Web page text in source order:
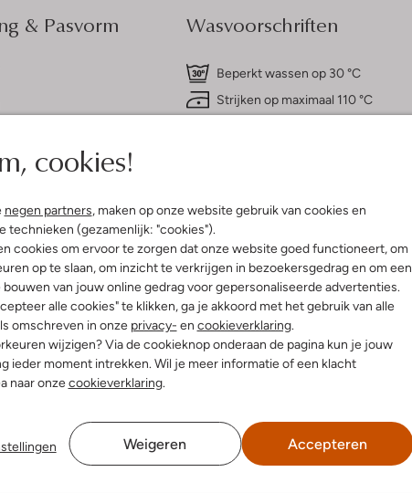
cookies!
negen partners, maken op onze website gebruik van cookies en
technieken (gezamenlijk: "cookies").
cookies om ervoor te zorgen dat onze website goed functioneert, om
op te slaan, om inzicht te verkrijgen in bezoekersgedrag en om een
bouwen van jouw online gedrag voor gepersonaliseerde advertenties.
alle cookies" te klikken, ga je akkoord met het gebruik van alle
omschreven in onze privacy- en cookieverklaring.
wijzigen? Via de cookieknop onderaan de pagina kun je jouw
ieder moment intrekken. Wil je meer informatie of een klacht
naar onzecookieverklaring.
Weigeren Accepteren
& Pasvorm Wasvoorschriften
Beperkt wassen op 30 °C
Strijken op maximaal 110 °C